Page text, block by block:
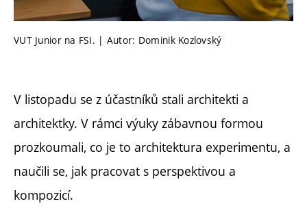
VUT Junior na FSI. | Autor: Dominik Kozlovský
V listopadu se z účastníků stali architekti a
architektky. V rámci výuky zábavnou formou
prozkoumali, co je to architektura experimentu, a
naučili se, jak pracovat s perspektivou a
kompozicí.